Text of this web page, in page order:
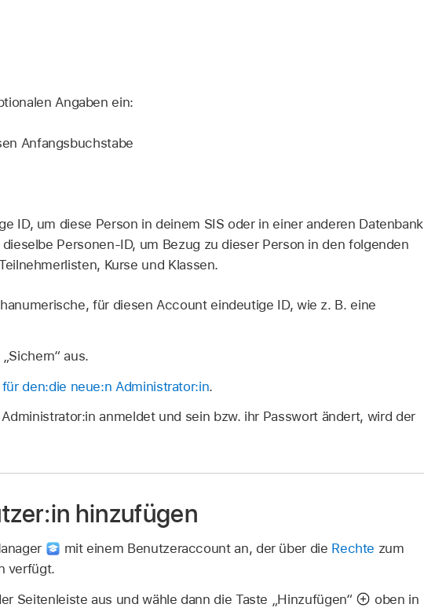
Angaben ein:
Anfangsbuchstabe
ID, um diese Person in deinem SIS oder in einer anderen Datenbank
Personen-ID, um Bezug zu dieser Person in den folgenden
Kurse und Klassen.
für diesen Account eindeutige ID, wie z. B. eine
aus.
den:die neue:n Administrator:in.
anmeldet und sein bzw. ihr Passwort ändert, wird der
hinzufügen
mit einem Benutzeraccount an, der über die Rechte zum
verfügt.
Seitenleiste aus und wähle dann die Taste „Hinzufügen“
oben in